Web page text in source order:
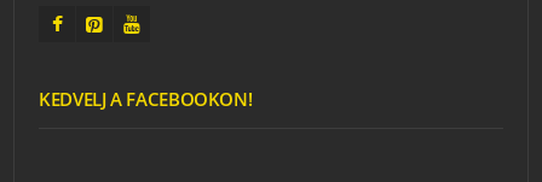
KEDVELJ A FACEBOOKON!